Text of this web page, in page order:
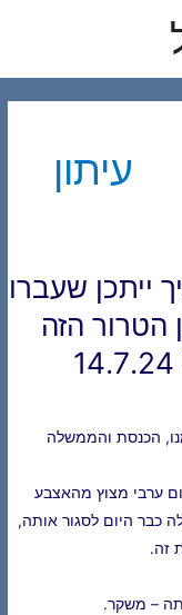
עיתון
ייתכן שעברו
הטרור הזה
הכנסת והממשלה
ערבי מצוץ מהאצבע
כבר היום לסגור אותה,
זה.
– משקר.